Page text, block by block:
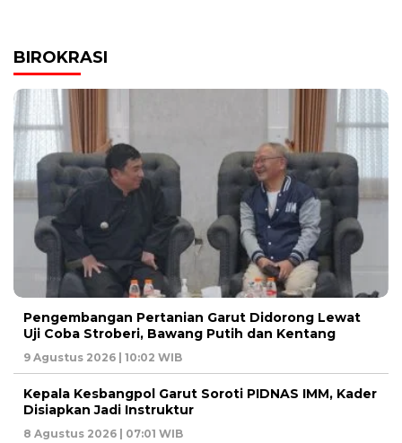
BIROKRASI
Pengembangan Pertanian Garut Didorong Lewat
Uji Coba Stroberi, Bawang Putih dan Kentang
9 Agustus 2026 | 10:02 WIB
Kepala Kesbangpol Garut Soroti PIDNAS IMM, Kader
Disiapkan Jadi Instruktur
8 Agustus 2026 | 07:01 WIB